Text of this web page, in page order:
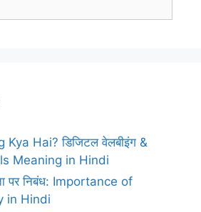
Hai? डिजिटल वेलबीइंग &
Meaning in Hindi
पर निबंध: Importance of
in Hindi